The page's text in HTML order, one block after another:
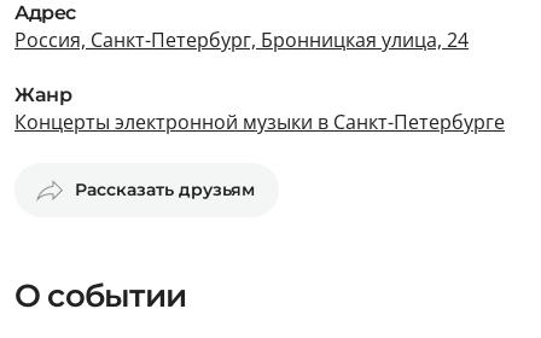
Адрес
Россия, Санкт-Петербург, Бронницкая улица, 24
Жанр
Концерты электронной музыки в Санкт-Петербурге
Рассказать друзьям
О событии